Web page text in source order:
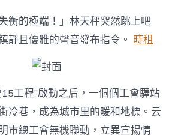
驛
站：
45
解
鎖
云
南
衡的極端！」林天秤突然跳上吧
靜且優雅的聲音發布指令。 時租
工程”啟動之后，一個個工會驛站
冷巷，成為城市里的暖和地標。云
市總工會無機聯動，立異宣揚情